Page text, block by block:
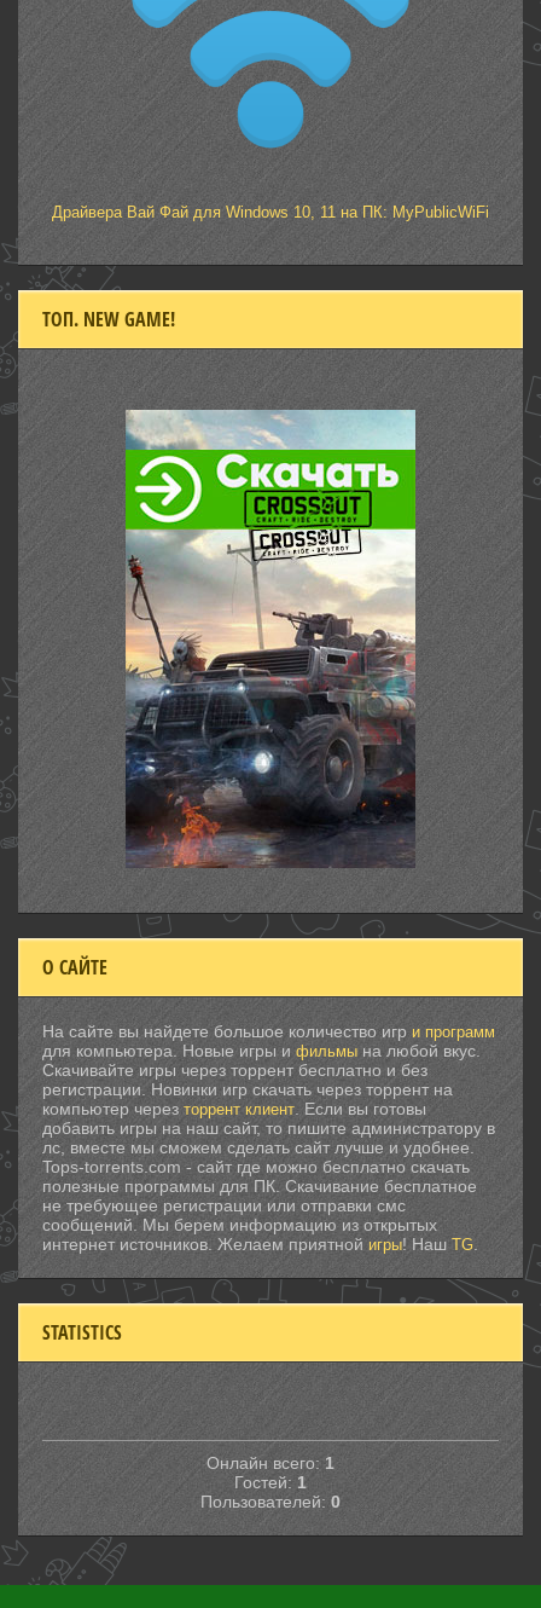
Драйвера Вай Фай для Windows 10, 11 на ПК: MyPublicWiFi
ТОП. NEW GAME!
О САЙТЕ
На сайте вы найдете большое количество игр и программ
для компьютера. Новые игры и фильмы на любой вкус.
Скачивайте игры через торрент бесплатно и без
регистрации. Новинки игр скачать через торрент на
компьютер через торрент клиент . Если вы готовы
добавить игры на наш сайт, то пишите администратору в
лс, вместе мы сможем сделать сайт лучше и удобнее.
Tops-torrents.com - сайт где можно бесплатно скачать
полезные программы для ПК. Скачивание бесплатное
не требующее регистрации или отправки смс
сообщений. Мы берем информацию из открытых
интернет источников. Желаем приятной игры! НашTG
STATISTICS
Онлайн всего: 1
Гостей: 1
Пользователей: 0